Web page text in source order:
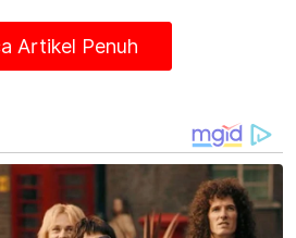
hilang ditemui di rumah rakan
rakaman suara
Sinar Harian. Klik di sini!
Artikel Penuh